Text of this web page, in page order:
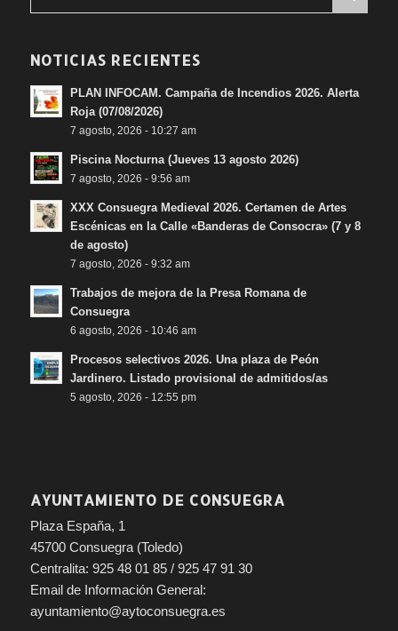
NOTICIAS RECIENTES
PLAN INFOCAM. Campaña de Incendios 2026. Alerta
Roja (07/08/2026)
7 agosto, 2026 - 10:27 am
Piscina Nocturna (Jueves 13 agosto 2026)
7 agosto, 2026 - 9:56 am
XXX Consuegra Medieval 2026. Certamen de Artes
Escénicas en la Calle «Banderas de Consocra» (7 y 8
de agosto)
7 agosto, 2026 - 9:32 am
Trabajos de mejora de la Presa Romana de
Consuegra
6 agosto, 2026 - 10:46 am
Procesos selectivos 2026. Una plaza de Peón
Jardinero. Listado provisional de admitidos/as
5 agosto, 2026 - 12:55 pm
AYUNTAMIENTO DE CONSUEGRA
Plaza España, 1
45700 Consuegra (Toledo)
Centralita: 925 48 01 85 / 925 47 91 30
Email de Información General:
ayuntamiento@aytoconsuegra.es